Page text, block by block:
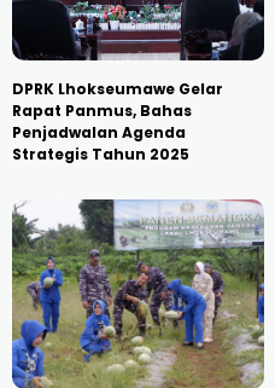
DPRK Lhokseumawe Gelar
Rapat Panmus, Bahas
Penjadwalan Agenda
Strategis Tahun 2025